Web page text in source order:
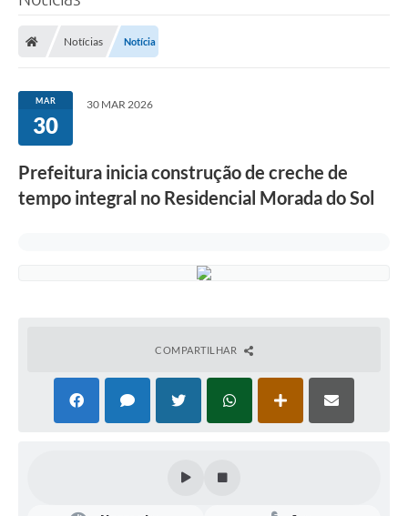
Notícias Notícia
MAR
30
30 MAR 2026
Prefeitura inicia construção de creche de
tempo integral no Residencial Morada do Sol
COMPARTILHAR